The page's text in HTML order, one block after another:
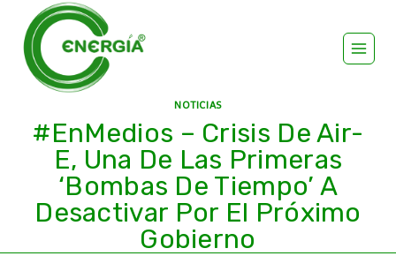
NOTICIAS
#EnMedios – Crisis De Air-
E, Una De Las Primeras
‘bombas De Tiempo’ A
Desactivar Por El Próximo
Gobierno